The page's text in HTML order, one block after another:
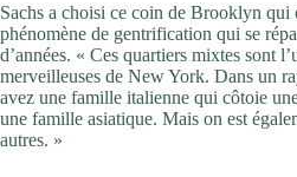
Sachs a choisi ce coin de Brooklyn qui
phénomène de gentrification qui se
d’années. « Ces quartiers mixtes sont
merveilleuses de New York. Dans un
avez une famille italienne qui côtoie
une famille asiatique. Mais on est
autres. »